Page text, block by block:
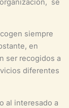
se
siempre
en
ser recogidos a
diferentes
al interesado a